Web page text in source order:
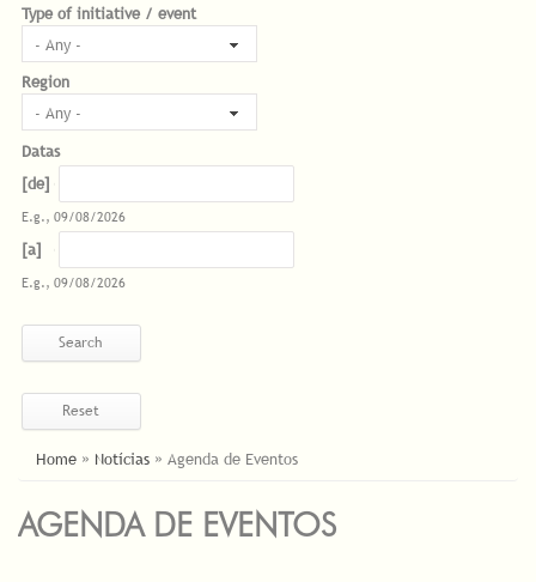
Type of initiative / event
Region
Datas
Datas
Date
E.g., 09/08/2026
Datas
Date
E.g., 09/08/2026
YOU ARE HERE
Home » Notícias » Agenda de Eventos
AGENDA DE EVENTOS